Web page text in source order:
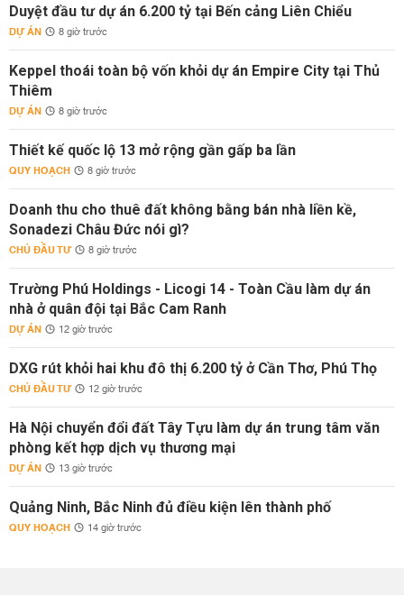
Duyệt đầu tư dự án 6.200 tỷ tại Bến cảng Liên Chiểu
DỰ ÁN 8 giờ trước
Keppel thoái toàn bộ vốn khỏi dự án Empire City tại Thủ
Thiêm
DỰ ÁN 8 giờ trước
Thiết kế quốc lộ 13 mở rộng gần gấp ba lần
QUY HOẠCH 8 giờ trước
Doanh thu cho thuê đất không bằng bán nhà liền kề,
Sonadezi Châu Đức nói gì?
CHỦ ĐẦU TƯ 8 giờ trước
Trường Phú Holdings - Licogi 14 - Toàn Cầu làm dự án
nhà ở quân đội tại Bắc Cam Ranh
DỰ ÁN 12 giờ trước
DXG rút khỏi hai khu đô thị 6.200 tỷ ở Cần Thơ, Phú Thọ
CHỦ ĐẦU TƯ 12 giờ trước
Hà Nội chuyển đổi đất Tây Tựu làm dự án trung tâm văn
phòng kết hợp dịch vụ thương mại
DỰ ÁN 13 giờ trước
Quảng Ninh, Bắc Ninh đủ điều kiện lên thành phố
QUY HOẠCH 14 giờ trước